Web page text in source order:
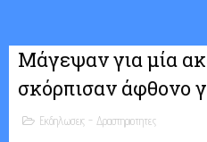
Μάγεψαν για μία
σκόρπισαν άφθονο
Εκδηλωσεις - Δραστηριοτητες